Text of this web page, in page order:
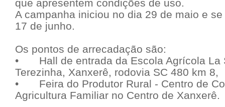
que apresentem condições de uso.
A campanha iniciou no dia 29 de maio e
17 de junho.
Os pontos de arrecadação são:
•
Hall de entrada da Escola Agrícola La
Terezinha, Xanxerê, rodovia SC 480 km 8,
•
Feira do Produtor Rural - Centro de
Agricultura Familiar no Centro de Xanxerê.